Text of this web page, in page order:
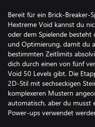
Bereit für ein Brick-Breaker-
Hextreme Void kannst du
oder dem Spielende
und Optimierung, damit du
bestimmten Zeitlimits
dich durch einen von fünf
Void 50 Levels gibt. Die
2D-Stil mit sechseckigen
komplexeren Mustern
automatisch, aber du musst
Power-ups verwendet